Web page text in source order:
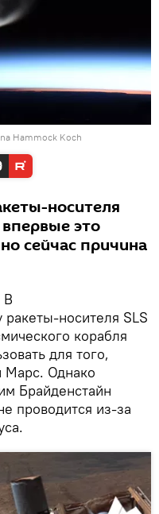
Hammock Koch
носителя
впервые это
сейчас причина
В
носителя SLS
корабля
для того,
Марс. Однако
Брайденстайн
проводится из-за